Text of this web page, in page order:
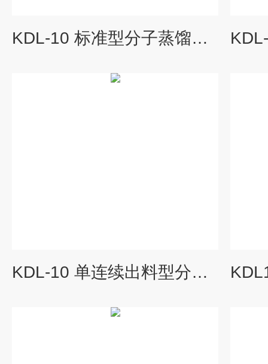
KDL-10 标准型分子蒸馏设备
KDL-10 单连续出料型分子蒸馏设备